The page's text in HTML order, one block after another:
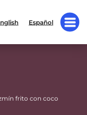
Español
frito con coco